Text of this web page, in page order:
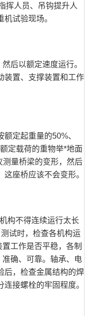
挥人员、吊钩提升人
试验现场。
后以额定速度运行。
装置、支撑装置和工作
定起重量的50%、
定载荷的重物举*地面
量桥梁的变形，然后
座桥应该不会变形。
构不得连续运行太长
试时，检查各机构运
工作是否平稳，各制
确、可靠。轴承、电
后，检查金属结构的焊
接螺栓的牢固程度。